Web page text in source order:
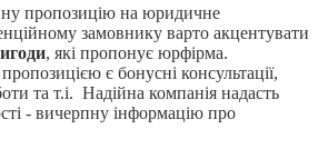
пропозицію на юридичне
замовнику варто акцентувати
, які пропонує юрфірма.
є бонусні консультації,
та т.і. Надійна компанія надасть
- вичерпну інформацію про